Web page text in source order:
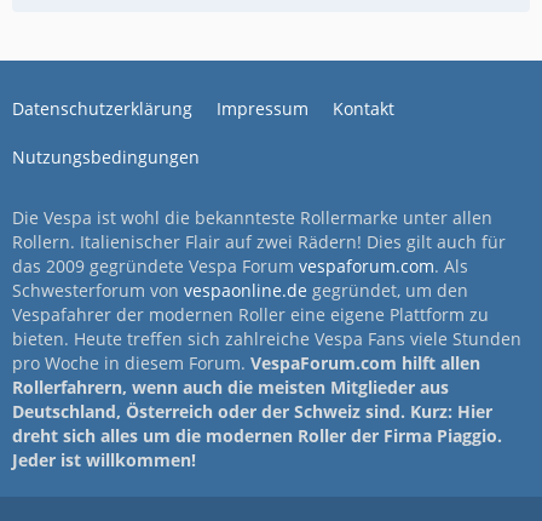
Datenschutzerklärung Impressum Kontakt
Nutzungsbedingungen
Die Vespa ist wohl die bekannteste Rollermarke unter allen
Rollern. Italienischer Flair auf zwei Rädern! Dies gilt auch für
das 2009 gegründete Vespa Forum vespaforum.com. Als
Schwesterforum von vespaonline.de gegründet, um den
Vespafahrer der modernen Roller eine eigene Plattform zu
bieten. Heute treffen sich zahlreiche Vespa Fans viele Stunden
pro Woche in diesem Forum. VespaForum.com hilft allen
Rollerfahrern, wenn auch die meisten Mitglieder aus
Deutschland, Österreich oder der Schweiz sind. Kurz: Hier
dreht sich alles um die modernen Roller der Firma Piaggio.
Jeder ist willkommen!